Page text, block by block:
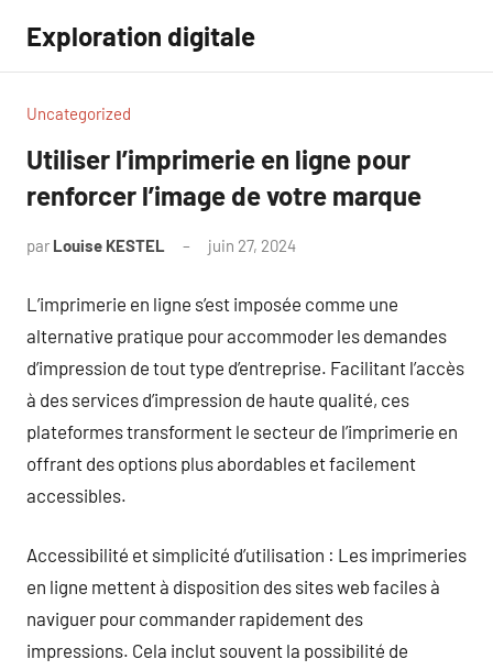
contenu
Exploration digitale
Uncategorized
Utiliser l’imprimerie en ligne pour
renforcer l’image de votre marque
par Louise KESTEL juin 27, 2024
L’imprimerie en ligne s’est imposée comme une
alternative pratique pour accommoder les demandes
d’impression de tout type d’entreprise. Facilitant l’accès
à des services d’impression de haute qualité, ces
plateformes transforment le secteur de l’imprimerie en
offrant des options plus abordables et facilement
accessibles.
Accessibilité et simplicité d’utilisation : Les imprimeries
en ligne mettent à disposition des sites web faciles à
naviguer pour commander rapidement des
impressions. Cela inclut souvent la possibilité de